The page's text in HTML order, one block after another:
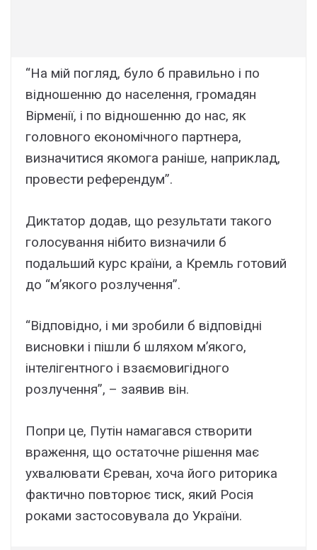
“На мій погляд, було б правильно і по
відношенню до населення, громадян
Вірменії, і по відношенню до нас, як
головного економічного партнера,
визначитися якомога раніше, наприклад,
провести референдум”.
Диктатор додав, що результати такого
голосування нібито визначили б
подальший курс країни, а Кремль готовий
до “м’якого розлучення”.
“Відповідно, і ми зробили б відповідні
висновки і пішли б шляхом м’якого,
інтелігентного і взаємовигідного
розлучення”, – заявив він.
Попри це, Путін намагався створити
враження, що остаточне рішення має
ухвалювати Єреван, хоча його риторика
фактично повторює тиск, який Росія
роками застосовувала до України.